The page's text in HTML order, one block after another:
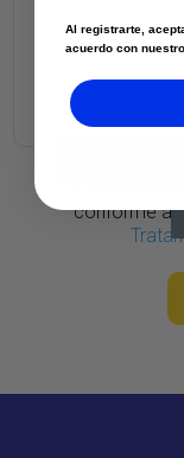
conforme al
Al registrarte,
acuerdo con nuestro